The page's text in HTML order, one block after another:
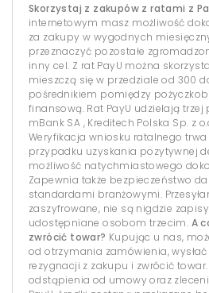
Skorzystaj z zakupów z ratami z
internetowym masz możliwość
za zakupy w wygodnych
przeznaczyć pozostałe
inny cel. Z rat PayU można
mieszczą się w przedziale od 300
pośrednikiem pomiędzy
finansową. Rat PayU udzielają trzej
mBank SA , Kreditech Polska Sp. z
Weryfikacja wniosku ratalnego
przypadku uzyskania pozytywnej
możliwość natychmiastowego
Zapewnia także bezpieczeństwo
standardami branżowymi.
zaszyfrowane, nie są nigdzie
udostępniane osobom trzecim. A
zwrócić towar? Kupując u nas,
od otrzymania zamówienia,
rezygnacji z zakupu i zwrócić
odstąpienia od umowy oraz